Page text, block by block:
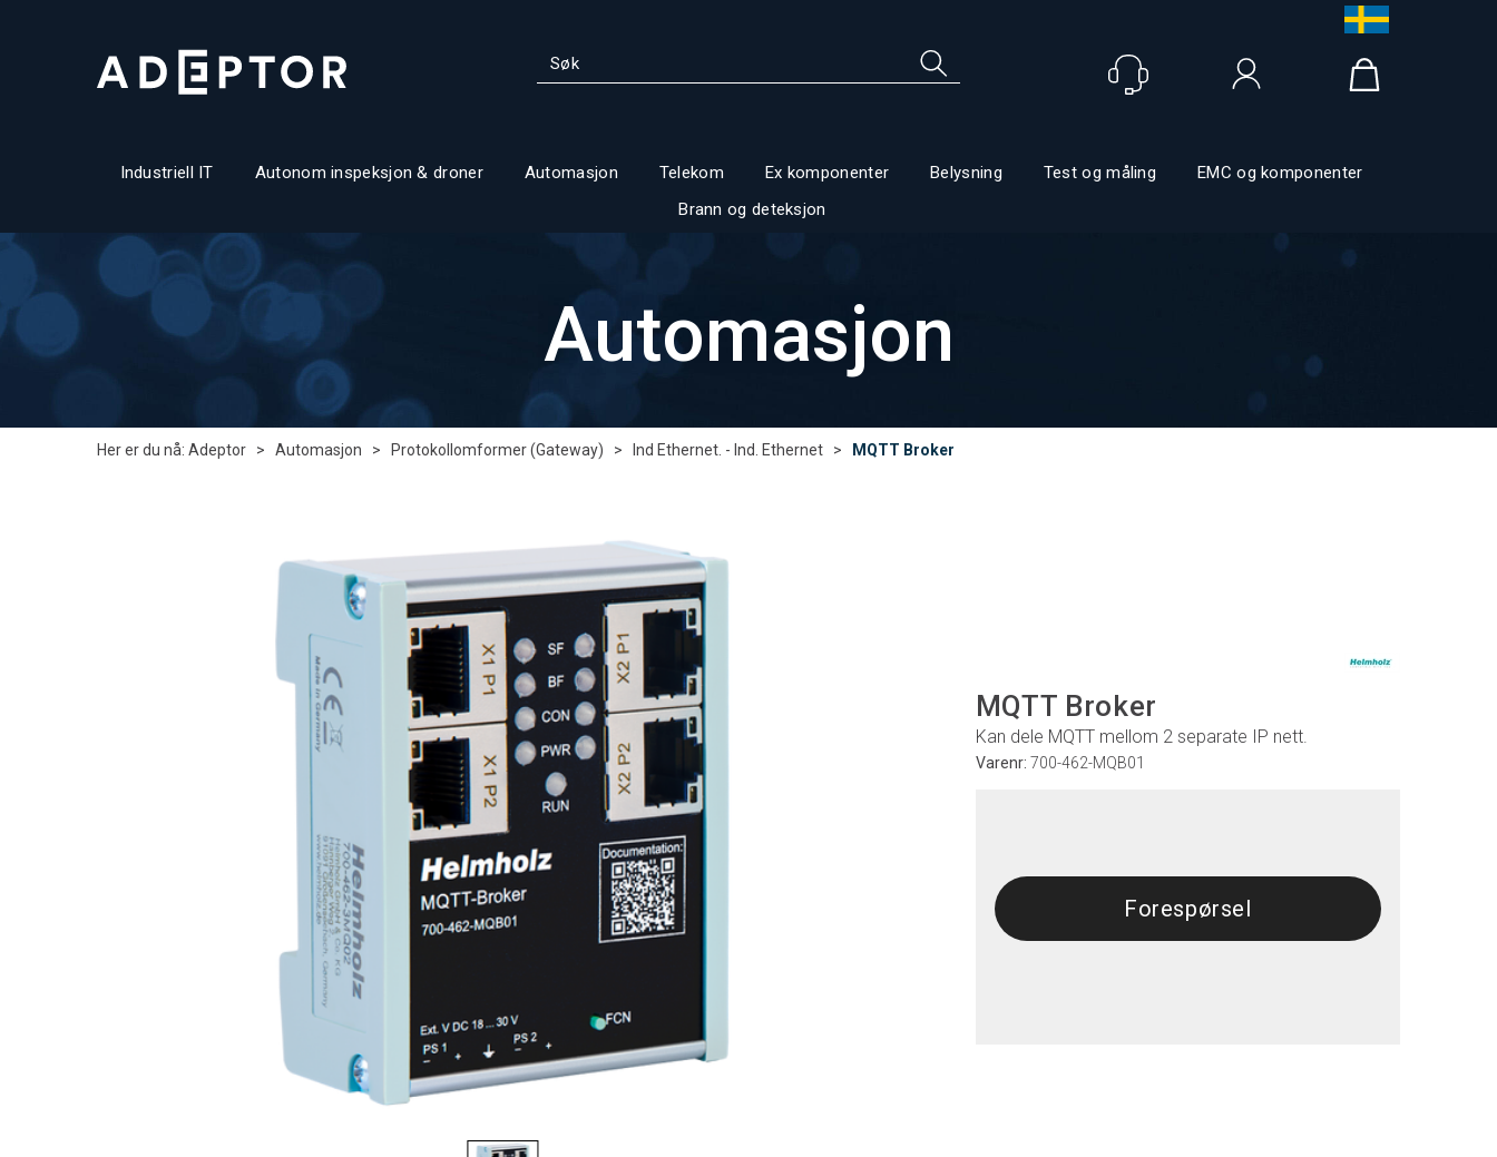
Industriell IT Autonom inspeksjon & droner Automasjon Telekom Ex komponenter Belysning Test og måling
EMC og komponenter
Brann og deteksjon
Automasjon
Her er du nå: Adeptor > Automasjon > Protokollomformer (Gateway) > Ind Ethernet. - Ind. Ethernet > MQTT Broker
MQTT Broker
Kan dele MQTT mellom 2 separate IP nett.
Varenr: 700-462-MQB01
Forespørsel